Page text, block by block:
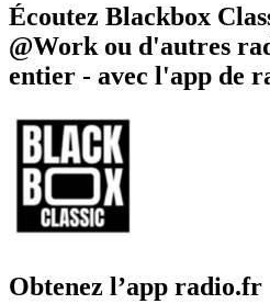
Écoutez Blackbox
@Work ou d'autres
entier - avec l'app de
Obtenez l’app